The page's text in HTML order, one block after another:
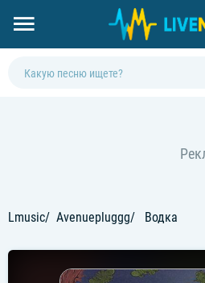
Lmusic Avenuepluggg Водка